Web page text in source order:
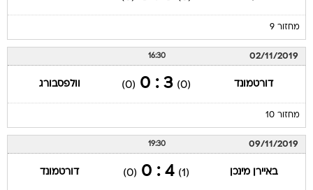
מחזור 9
02/11/2019
16:30
דורטמונד (0)
3 : 0
(0) וולפסבורג
מחזור 10
09/11/2019
19:30
באיירן מינכן (1)
4 : 0
(0) דורטמונד